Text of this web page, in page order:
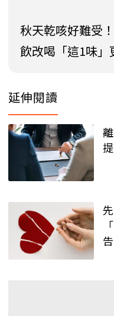
秋天乾咳好難受
飲改喝「這1味」
延伸閱讀